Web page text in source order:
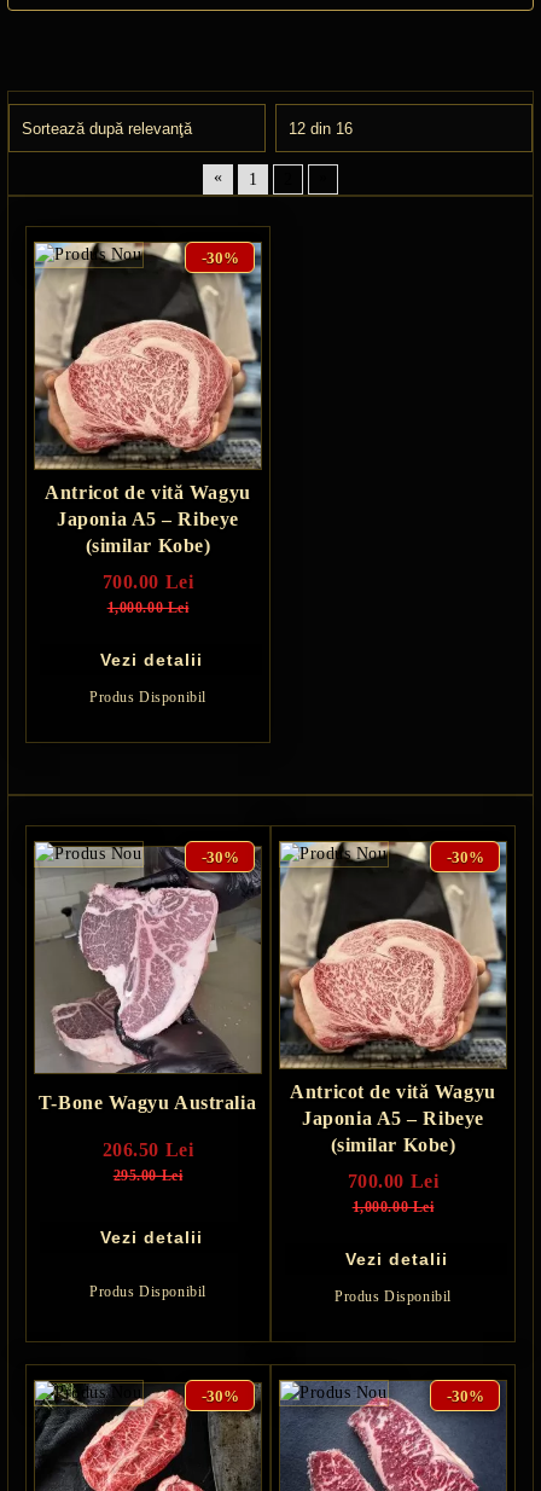
« 1
Antricot de vită Wagyu
Japonia A5 – Ribeye
(similar Kobe)
-30%
700.00 Lei
1,000.00 Lei
Vezi detalii
Produs Disponibil
T-Bone Wagyu Australia
-30%
206.50 Lei
295.00 Lei
Vezi detalii
Produs Disponibil
Antricot de vită Wagyu
Japonia A5 – Ribeye
(similar Kobe)
-30%
700.00 Lei
1,000.00 Lei
Vezi detalii
Produs Disponibil
-30% -30%